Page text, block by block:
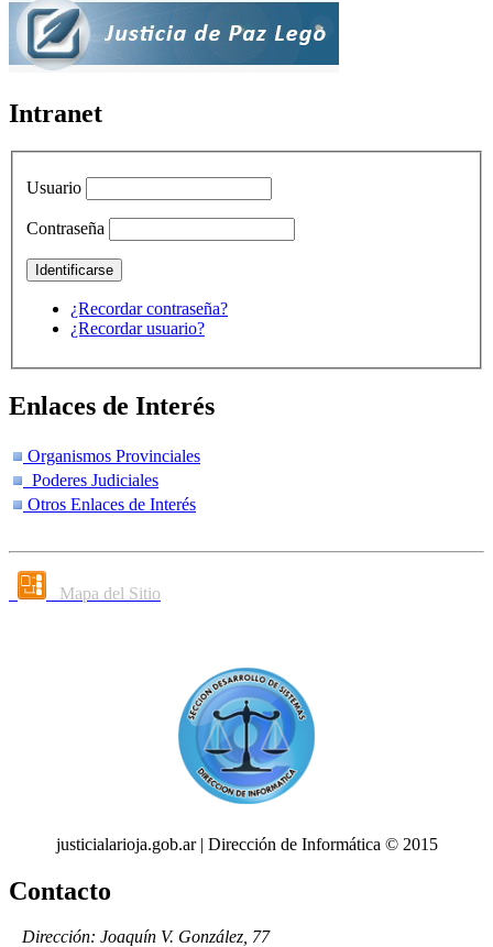
Intranet
Usuario
Contraseña
¿Recordar contraseña?
¿Recordar usuario?
Enlaces de Interés
Organismos Provinciales
Poderes Judiciales
Otros Enlaces de Interés
Mapa del Sitio
justicialarioja.gob.ar | Dirección de Informática © 2015
Contacto
Dirección: Joaquín V. González, 77